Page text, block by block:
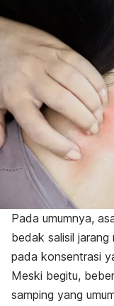
Pada umumnya,
bedak salisil
pada konsentrasi
Meski begitu,
samping yang